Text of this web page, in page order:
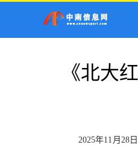
《北大
2025年11月28